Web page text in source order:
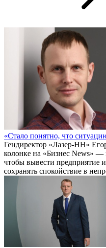
«Стало понятно, что
Гендиректор «Лазер-НН»
колонке на «Бизнес News»
чтобы вывести предприятие
сохранять спокойствие в